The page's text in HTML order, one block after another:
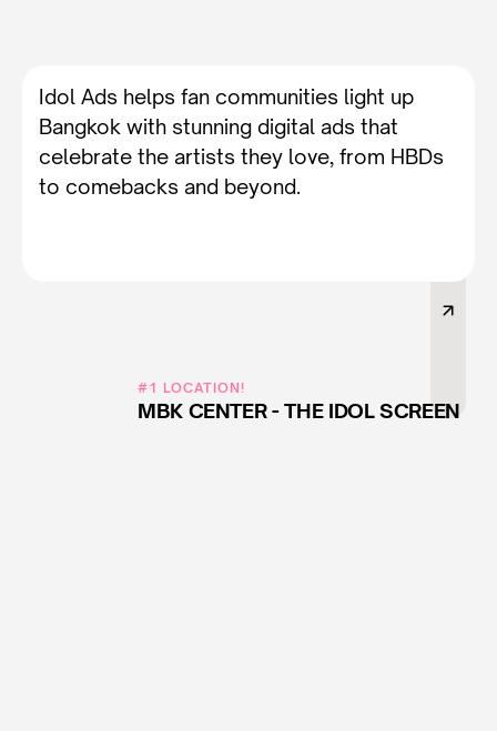
#1 LOCATION!
MBK CENTER - THE IDOL SCREEN
Idol Ads helps fan communities light up
Bangkok with stunning digital ads that
celebrate the artists they love, from HBDs
to comebacks and beyond.
Contact Us